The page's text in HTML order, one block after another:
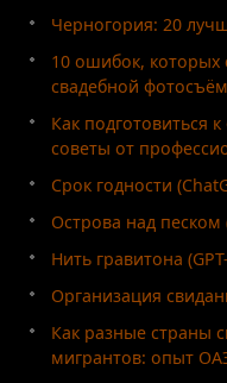
Черногория: 20
10 ошибок, которых
свадебной
Как подготовиться
советы от
Срок годности
Острова над песком
Нить гравитона
Организация
Как разные страны
мигрантов: опыт